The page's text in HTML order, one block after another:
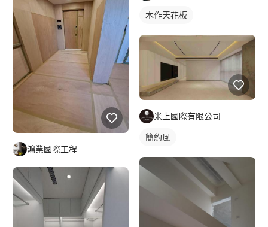
鴻業國際工程
木作天花板
米上國際有限公司
簡約風